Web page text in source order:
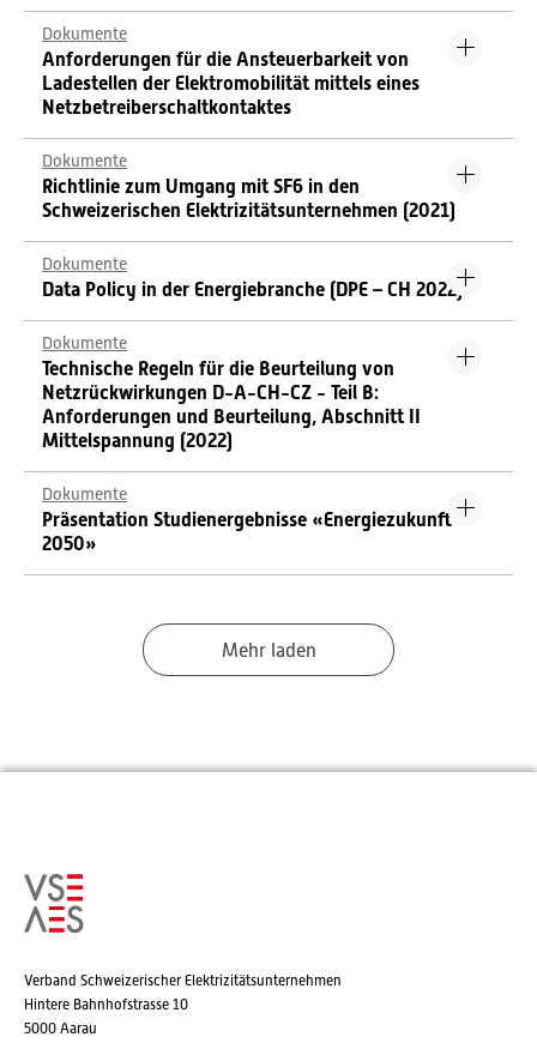
Dokumente
Anforderungen für die Ansteuerbarkeit von
Ladestellen der Elektromobilität mittels eines
Netzbetreiberschaltkontaktes
Dokumente
Richtlinie zum Umgang mit SF6 in den
Schweizerischen Elektrizitätsunternehmen (2021)
Dokumente
Data Policy in der Energiebranche (DPE – CH 2022)
Dokumente
Technische Regeln für die Beurteilung von
Netzrückwirkungen D-A-CH-CZ - Teil B:
Anforderungen und Beurteilung, Abschnitt II
Mittelspannung (2022)
Dokumente
Präsentation Studienergebnisse «Energiezukunft
2050»
Mehr laden
Verband Schweizerischer Elektrizitätsunternehmen
Hintere Bahnhofstrasse 10
5000 Aarau